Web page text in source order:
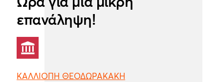
Ώρα για μία μικρή
επανάληψη!
ΚΑΛΛΙΟΠΗ ΘΕΟΔΩΡΑΚΑΚΗ